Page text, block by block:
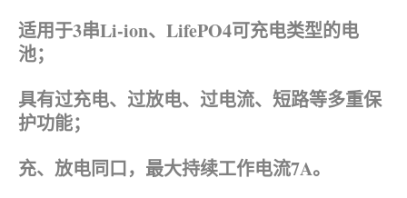
适用于3串Li-ion、LifePO4可充电类型的电
池；
具有过充电、过放电、过电流、短路等多重保
护功能；
充、放电同口，最大持续工作电流7A。